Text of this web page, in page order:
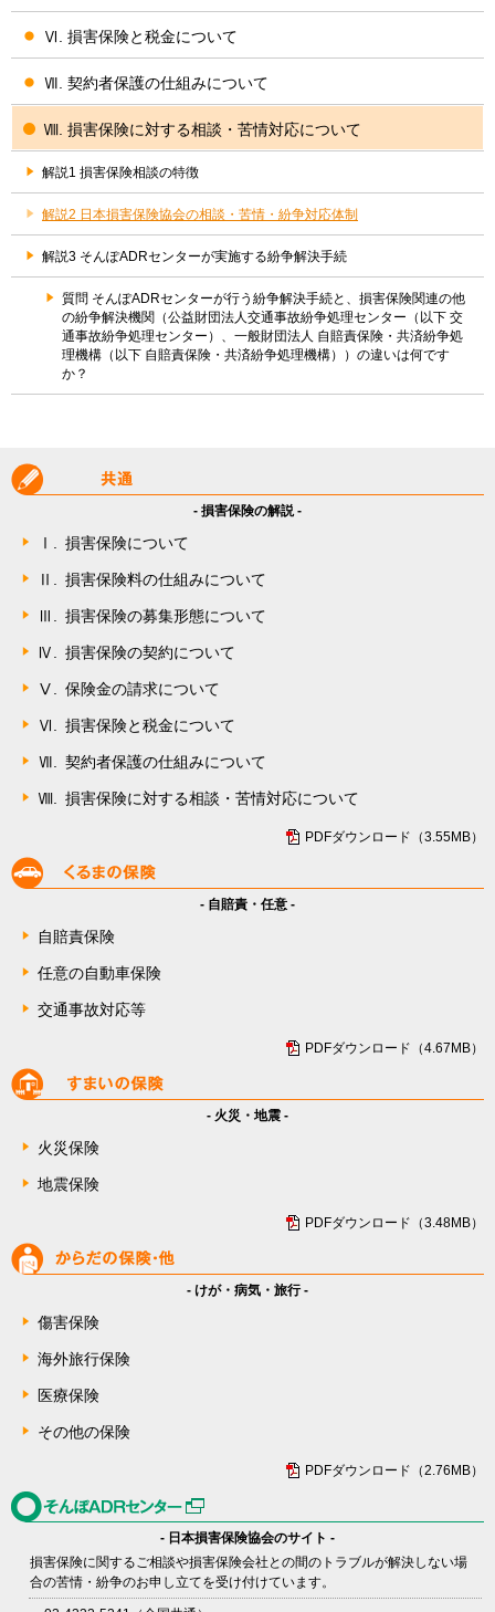
Ⅵ. 損害保険と税金について
Ⅶ. 契約者保護の仕組みについて
Ⅷ. 損害保険に対する相談・苦情対応について
解説1 損害保険相談の特徴
解説2 日本損害保険協会の相談・苦情・紛争対応体制
解説3 そんぽADRセンターが実施する紛争解決手続
質問 そんぽADRセンターが行う紛争解決手続と、損害保険関連の他
の紛争解決機関（公益財団法人交通事故紛争処理センター（以下 交
通事故紛争処理センター）、一般財団法人 自賠責保険・共済紛争処
理機構（以下 自賠責保険・共済紛争処理機構））の違いは何です
か？
- 損害保険の解説 -
Ⅰ. 損害保険について
Ⅱ. 損害保険料の仕組みについて
Ⅲ. 損害保険の募集形態について
Ⅳ. 損害保険の契約について
Ⅴ. 保険金の請求について
Ⅵ. 損害保険と税金について
Ⅶ. 契約者保護の仕組みについて
Ⅷ. 損害保険に対する相談・苦情対応について
PDFダウンロード（3.55MB）
- 自賠責・任意 -
自賠責保険
任意の自動車保険
交通事故対応等
PDFダウンロード（4.67MB）
- 火災・地震 -
火災保険
地震保険
PDFダウンロード（3.48MB）
- けが・病気・旅行 -
傷害保険
海外旅行保険
医療保険
その他の保険
PDFダウンロード（2.76MB）
- 日本損害保険協会のサイト -
損害保険に関するご相談や損害保険会社との間のトラブルが解決しない場
合の苦情・紛争のお申し立てを受け付けています。